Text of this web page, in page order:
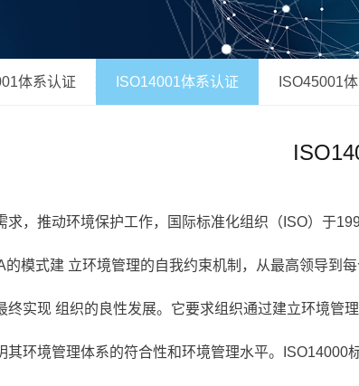
体系认证 ISO14001体系认证 ISO45001
推动环境保护工作，国际标准化组织（ISO）于
模式建 立环境管理的自我约束机制，从最高领导到
终实现 组织的良性发展。它要求组织通过建立环境管
其环境管理体系的符合性和环境管理水平。